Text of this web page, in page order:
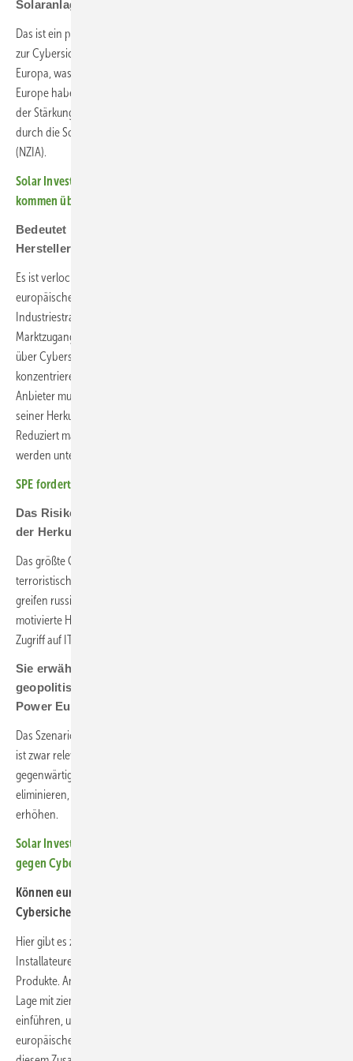
Solaranlagen durch höhere Cybersicherheit zu stärken?
Das ist ein positiver Nebeneffekt unserer Arbeit. Effektive Maßnahmen
zur Cybersicherheit erfordern ein gewisses Maß an Lokalisierung in
Europa, was wiederum die lokalen Hersteller stärkt. Bei Solar Power
Europe haben wir zudem einen separaten Arbeitsbereich, der sich
der Stärkung der europäischen Industrie widmet, beispielsweise
durch die Solar Manufacturing Facility oder den Net Zero Industry Act
(NZIA).
Solar Investors Guide (Podcast): Cybersicherheit – Kriminelle
kommen übers Internet
Bedeutet mehr Cybersicherheit, dass chinesische
Hersteller aus Europa verdrängt werden?
Es ist verlockend, Cybersicherheit als Vorwand zu nutzen, um die
europäische Industrie zu stärken. Das ist nicht unser Ansatz.
Industriestrategie erfordert einen eigenen, umfassenden Ansatz.
Marktzugang und Cybersicherheit sind verschiedene Dinge. Wenn wir
über Cybersicherheit sprechen, müssen wir uns in erster Linie darauf
konzentrieren, Photovoltaikanlagen sicherer zu machen. Jeder
Anbieter muss bestimmte Anforderungen erfüllen, unabhängig von
seiner Herkunft. Nur so können wir die gesamte Branche stärken.
Reduziert man Cybersicherheit nur auf die Herkunft des Herstellers,
werden unter Umständen wichtige Sicherheitsrisiken übersehen.
SPE fordert mehr Engagement für Agri-PV in Brüssel
Das Risiko eines Hackerangriffs besteht unabhängig von
der Herkunft der Komponenten?
Das größte Cybersicherheitsproblem in der Photovoltaik sind
terroristisch motivierte Angriffe. Sie finden heute bereits statt. Täglich
greifen russische Hacker das europäische Stromnetz an. Finanziell
motivierte Hacker zielen auf Anlagen auf Gewerbedächern ab, um
Zugriff auf IT-Systeme zu erhalten.
Sie erwähnten Risiken durch Russland. Spielen
geopolitische Risiken durch China eine Rolle für Solar
Power Europe?
Das Szenario eines zukünftigen Konflikts zwischen China und der EU
ist zwar relevant, aber im Vergleich zu diesen sehr realen und
gegenwärtigen Risiken eher spekulativ. Um diese Bedrohungen zu
eliminieren, müssen wir das Sicherheitsniveau auf breiter Front
erhöhen.
Solar Investors Guide (Podcast): Solaranlagen und Speicher
gegen Cyberangriffe schützen
Können europäische Hersteller durch hohe Standards in der
Cybersicherheit punkten?
Hier gibt es zwei Dimensionen. Einerseits meiden Entwickler und
Installateure aus genau diesem Grund bereits viele chinesische
Produkte. Andererseits wird die EU angesichts der geopolitischen
Lage mit ziemlicher Sicherheit strengere gesetzliche Anforderungen
einführen, um die Abhängigkeit von China zu verringern und die
europäische Widerstandsfähigkeit und Souveränität zu stärken. In